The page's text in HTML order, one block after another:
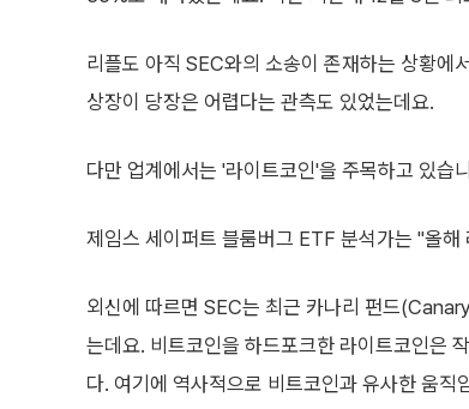
리플도 아직 SEC와의 소송이 존재하는 상황
상장이 당장은 어렵다는 관측도 있었는데요.
다만 업계에서는 '라이트코인'을 주목하고 있습
제임스 세이퍼트 블룸버그 ETF 분석가는 "올
외신에 따르면 SEC는 최근 카나리 펀드
는데요. 비트코인을 하드포크한 라이트코인은
다. 여기에 역사적으로 비트코인과 유사한 움직